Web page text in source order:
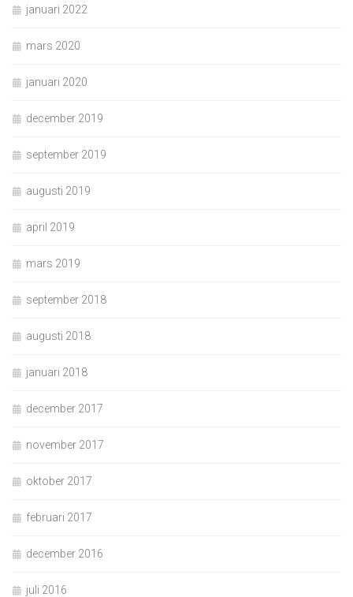
januari 2022
mars 2020
januari 2020
december 2019
september 2019
augusti 2019
april 2019
mars 2019
september 2018
augusti 2018
januari 2018
december 2017
november 2017
oktober 2017
februari 2017
december 2016
juli 2016